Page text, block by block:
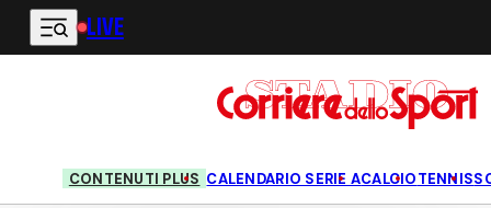
Vai al contenuto principale
LIVE
CONTENUTI PLUS CALENDARIO SERIE ACALCIOTENNIS